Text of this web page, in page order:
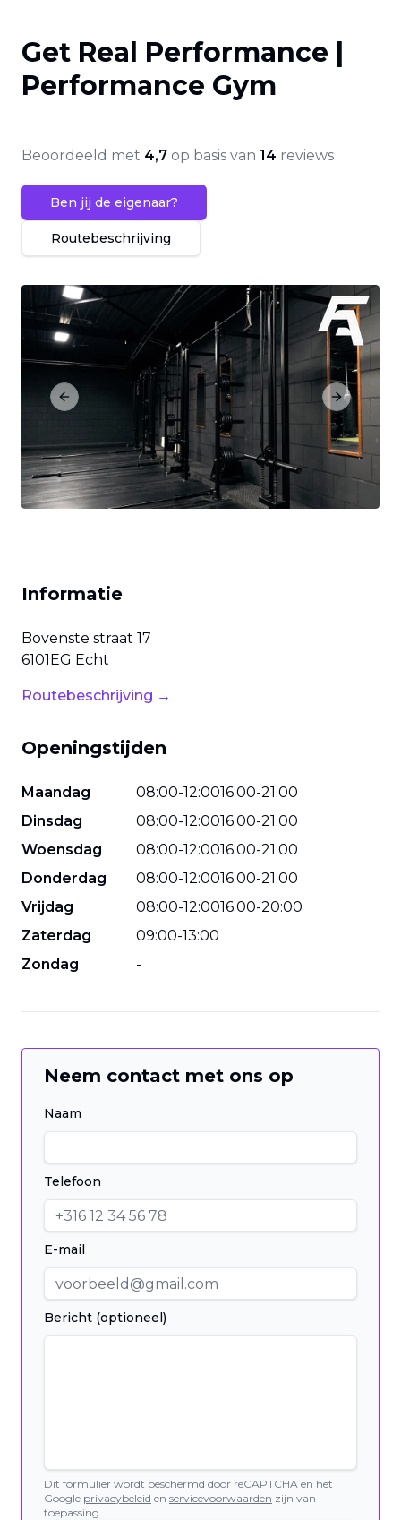
Get Real Performance |
Performance Gym
Beoordeeld met 4,7 op basis van 14 reviews
Ben jij de eigenaar?
Routebeschrijving
Previous slide Next slide
Informatie
Bovenste straat 17
6101EG Echt
Routebeschrijving →
Openingstijden
Maandag 08:00-12:0016:00-21:00
Dinsdag
08:00-12:0016:00-21:00
Woensdag
08:00-12:0016:00-21:00
Donderdag
08:00-12:0016:00-21:00
Vrijdag
08:00-12:0016:00-20:00
Zaterdag
09:00-13:00
Zondag
-
Neem contact met ons op
Naam
Telefoon
E-mail
Bericht (optioneel)
Dit formulier wordt beschermd door reCAPTCHA en het
Google privacybeleid en servicevoorwaarden zijn van
toepassing.